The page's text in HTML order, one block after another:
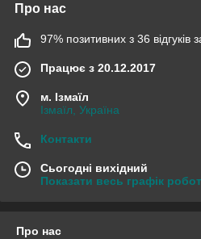
Про нас
97% позитивних з 36 відгуків
Працює з 20.12.2017
м. Ізмаїл
Ізмаїл, Україна
Контакти
Сьогодні вихідний
Показати весь графік
Про нас